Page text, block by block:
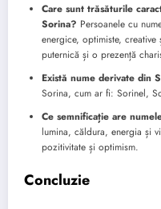
Care sunt trăsăturile
Sorina? Persoanele cu
energice, optimiste,
puternică și o prezență
Există nume derivate din
Sorina, cum ar fi: Sorinel,
Ce semnificație are
lumina, căldura, energia și
pozitivitate și optimism.
Concluzie